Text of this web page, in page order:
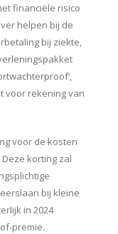
financiële risico
helpen bij de
bij ziekte,
voor rekening van
voor de kosten
korting zal
bij kleine
in 2024
premie.